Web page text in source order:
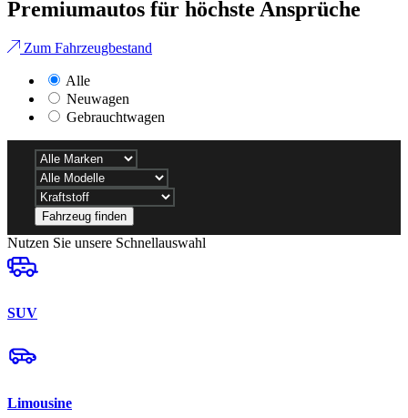
Premiumautos für höchste Ansprüche
Zum Fahrzeugbestand
Alle
Neuwagen
Gebrauchtwagen
Fahrzeug finden
Nutzen Sie unsere Schnellauswahl
SUV
Limousine